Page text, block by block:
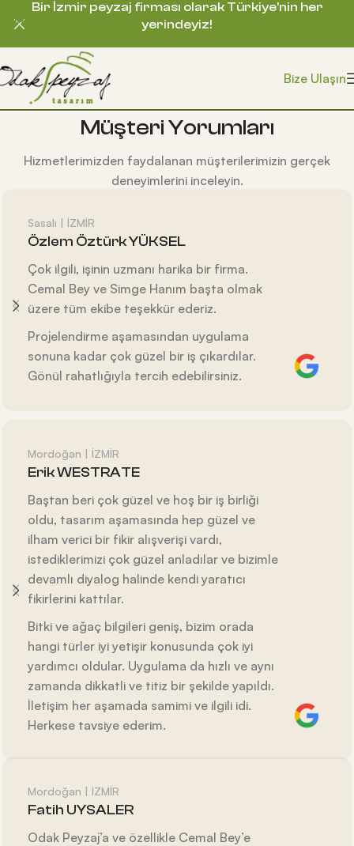
Skip to navigation
Bize Ulaşın
Müşteri Yorumları
Hizmetlerimizden faydalanan müşterilerimizin gerçek
deneyimlerini inceleyin.
Sasalı | İZMİR
Özlem Öztürk YÜKSEL
Çok ilgili, işinin uzmanı harika bir firma.
Cemal Bey ve Simge Hanım başta olmak
üzere tüm ekibe teşekkür ederiz.
Projelendirme aşamasından uygulama
sonuna kadar çok güzel bir iş çıkardılar.
Gönül rahatlığıyla tercih edebilirsiniz.
Mordoğan | İZMİR
Erik WESTRATE
Baştan beri çok güzel ve hoş bir iş birliği
oldu, tasarım aşamasında hep güzel ve
ilham verici bir fikir alışverişi vardı,
istediklerimizi çok güzel anladılar ve bizimle
devamlı diyalog halinde kendi yaratıcı
fikirlerini kattılar.
Bitki ve ağaç bilgileri geniş, bizim orada
hangi türler iyi yetişir konusunda çok iyi
yardımcı oldular. Uygulama da hızlı ve aynı
zamanda dikkatli ve titiz bir şekilde yapıldı.
İletişim her aşamada samimi ve ilgili idi.
Herkese tavsiye ederim.
Mordoğan | İZMİR
Fatih UYSALER
Odak Peyzaj’a ve özellikle Cemal Bey’e
Bir İzmir peyzaj firması olarak Türkiye’nin her
yerindeyiz!